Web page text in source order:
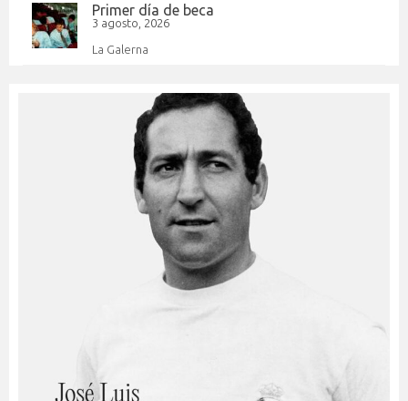
Primer día de beca
3 agosto, 2026
La Galerna